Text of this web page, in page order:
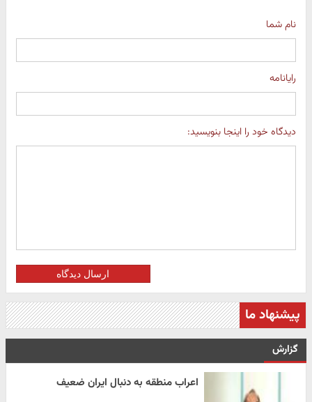
نام شما
رایانامه
دیدگاه خود را اینجا بنویسید:
ارسال دیدگاه
پیشنهاد ما
گزارش
اعراب منطقه به دنبال ایران ضعیف